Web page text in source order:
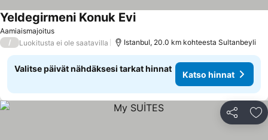
Aamiaismajoitus
Yeldegirmeni Konuk Evi
/ Luokitusta ei ole saatavilla Istanbul, 20.0 km kohteesta Sultanbeyli
Valitse päivät nähdäksesi tarkat hinnat
Katso hinnat
Jaa